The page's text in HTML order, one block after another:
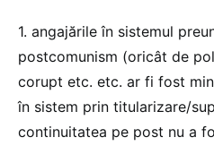
1. angajările în sistemul
postcomunism (oricât de
corupt etc. etc. ar fi fost
în sistem prin titularizare/
continuitatea pe post nu a